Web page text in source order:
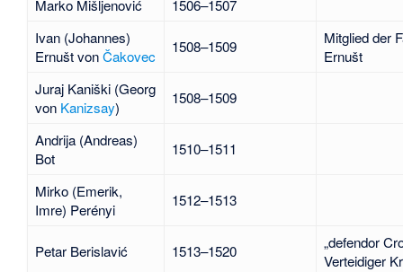
Marko Mišljenović
1506–1507
Ivan (Johannes)
ErnuštvonČakovec
1508–1509
Mitglied der
Ernušt
Juraj Kaniški(Georg
von Kanizsay)
1508–1509
Andrija (Andreas)
Bot
1510–1511
Mirko (Emerik,
Imre) Perényi
1512–1513
Petar Berislavić 1513–1520
„defendor
Verteidiger